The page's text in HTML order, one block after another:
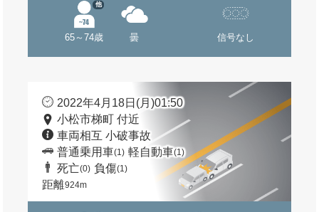
65～74歳
他
曇 信号なし
2022年4月18日(月)01:50
小松市梯町 付近
車両相互 小破事故
普通乗用車(1) 軽自動車(1)
死亡(0) 負傷(1)
距離924m